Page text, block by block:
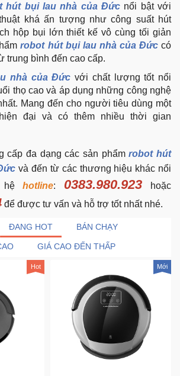
hút bụi lau nhà của Đức nổi bật với
khá ấn tượng như công suất hút
hộp bụi lớn thiết kế vô cùng tối giản
robot hút bụi lau nhà của Đứccó
trung bình đến cao cấp.
nhà của Đức với chất lượng tốt nổi
thọ cao và áp dụng những công nghệ
Mang đến cho người tiêu dùng một
đại và có thêm nhiều thời gian
cấp đa dạng các sản phẩmrobot hút
và đến từ các thương hiệu khác nổi
hệhotline: 0383.980.923 hoặc
để được tư vấn và hỗ trợ tốt nhất nhé.
ĐANG HOT BÁN CHẠY
GIÁ CAO ĐẾN THẤP
Hot Mới